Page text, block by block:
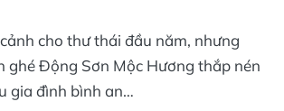
cho thư thái đầu năm, nhưng
ghé Động Sơn Mộc Hương thắp nén
gia đình bình an…